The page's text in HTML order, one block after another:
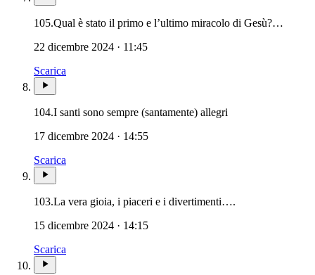
105.Qual è stato il primo e l’ultimo miracolo di Gesù?…
22 dicembre 2024 · 11:45
Scarica
104.I santi sono sempre (santamente) allegri
17 dicembre 2024 · 14:55
Scarica
103.La vera gioia, i piaceri e i divertimenti….
15 dicembre 2024 · 14:15
Scarica